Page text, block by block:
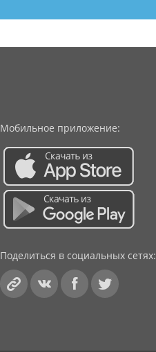
Мобильное приложение:
Поделиться в социальных сетях: